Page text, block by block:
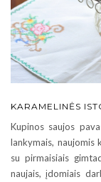
KARAMELINĖS
Kupinos saujos
lankymais, naujomis
su pirmaisiais
naujais, įdomiais